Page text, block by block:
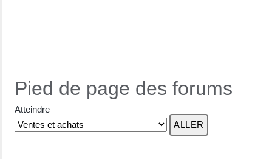
Pied de page des forums
Atteindre